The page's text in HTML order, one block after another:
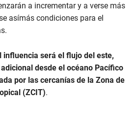
a incrementar y a verse más
asímás condiciones para el
influencia será el flujo del este,
desde el océano Pacífico
por las cercanías de la Zona de
(ZCIT).